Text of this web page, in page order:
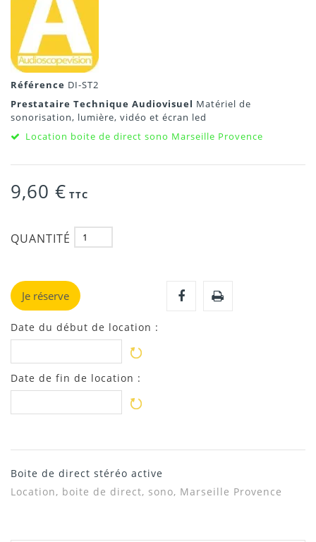
Référence DI-ST2
Prestataire Technique Audiovisuel Matériel de
sonorisation, lumière, vidéo et écran led
Location boite de direct sono Marseille Provence
9,60 € TTC
QUANTITÉ
Je réserve
Date du début de location :
Date de fin de location :
Boite de direct stéréo active
Location, boite de direct, sono, Marseille Provence